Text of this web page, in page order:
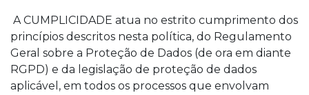
A CUMPLICIDADE atua no estrito cumprimento dos
princípios descritos nesta política, do Regulamento
Geral sobre a Proteção de Dados (de ora em diante
RGPD) e da legislação de proteção de dados
aplicável, em todos os processos que envolvam